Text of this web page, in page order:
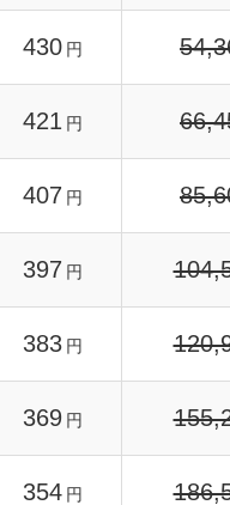
430 円
421 円
407 円
397 円
383 円
369 円
354 円